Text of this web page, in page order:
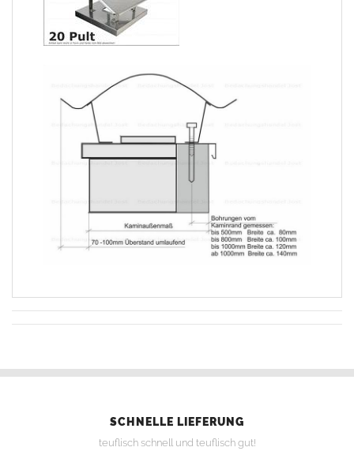
SCHNELLE LIEFERUNG
teuflisch schnell und teuflisch gut!